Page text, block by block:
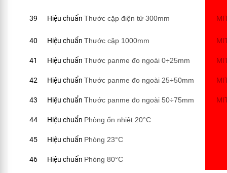
39 Hiệu chuẩn Thước cặp điện tử 300mm
40 Hiệu chuẩn Thước cặp 1000mm
41 Hiệu chuẩn Thước panme đo ngoài 0÷25mm
42 Hiệu chuẩn Thước panme đo ngoài 25÷50mm
43 Hiệu chuẩn Thước panme đo ngoài 50÷75mm
44 Hiệu chuẩn Phòng ổn nhiệt 20°C
45 Hiệu chuẩn Phòng 23°C
46 Hiệu chuẩn Phòng 80°C